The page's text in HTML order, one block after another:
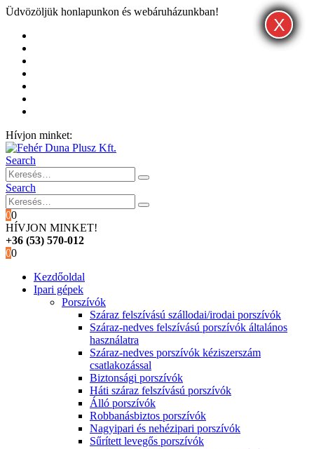
Üdvözöljük honlapunkon és webáruházunkban!
Hívjon minket:
Search
Search
00
HÍVJON MINKET!
+36 (53) 570-012
00
Kezdőoldal
Ipari gépek
Porszívók
Száraz felszívású szállodai/irodai porszívók
Száraz-nedves felszívású porszívók általános
használatra
Száraz-nedves porszívók kéziszerszám
csatlakozással
Biztonsági porszívók
Háti száraz felszívású porszívók
Álló porszívók
Robbanásbiztos porszívók
Nagyipari és nehézipari porszívók
Sűrített levegős porszívók
X
X
X